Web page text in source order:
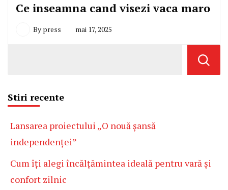
Ce inseamna cand visezi vaca maro
By press mai 17, 2025
Stiri recente
Lansarea proiectului „O nouă șansă
independenței”
Cum îți alegi încălțămintea ideală pentru vară și
confort zilnic